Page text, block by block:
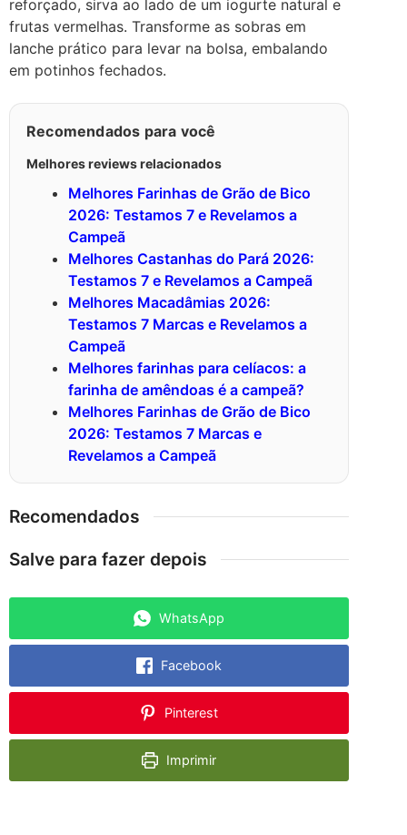
reforçado, sirva ao lado de um iogurte natural e
frutas vermelhas. Transforme as sobras em
lanche prático para levar na bolsa, embalando
em potinhos fechados.
Recomendados para você
Melhores reviews relacionados
Melhores Farinhas de Grão de Bico
2026: Testamos 7 e Revelamos a
Campeã
Melhores Castanhas do Pará 2026:
Testamos 7 e Revelamos a Campeã
Melhores Macadâmias 2026:
Testamos 7 Marcas e Revelamos a
Campeã
Melhores farinhas para celíacos: a
farinha de amêndoas é a campeã?
Melhores Farinhas de Grão de Bico
2026: Testamos 7 Marcas e
Revelamos a Campeã
Recomendados
Salve para fazer depois
WhatsApp
Facebook
Pinterest
Imprimir